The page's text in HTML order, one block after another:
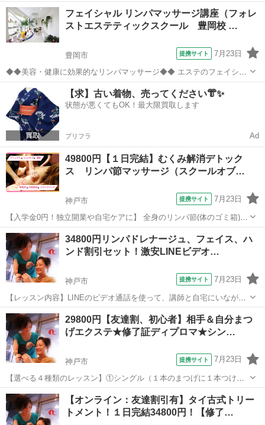
本つける）②３Ｄボリュームアイラッシュ（１本のまつげに細い０．
０５～０．０７のエクステを２～６本までつける）不器用な方でも１
秒ファンがあるから安心です！③Ｌ...
兵庫 神戸市 メイク
フェイシャル リンパマッサージ講座（フォレ
ストエステティックスクール 豊岡校 …
豊岡市 提携サイト 7月23日
◆◆美容・健康に効果的なリンパマッサージ◆◆ エステのフェイシャ
ルコースの全体を学んでいただけます。 全講座、実技講習。 １・ク
レンジング・洗顔 ２・ふき取り（スポンジ・ホットタオル） ３・
フェイシャルリンパマッサージ...
兵庫 エステ
【求】古い着物、売ってください👘✨
状態が悪くてもOK！最大限買取します
プリフラ Ad
49800円【１日完結】むくみ解消デトック
ス リンパ節マッサージ（スクールオブ…
神戸市 提携サイト 7月23日
【入学金0円！独立開業や自宅ケアに】 全身のリンパ節(体のゴミ箱)の
おそうじしながら、 流れを良くしボディラインを整えます。✨疲労回
復 ✨免疫UPにも ✅独立開業を目指す方 ✅サロンメニューの一つとし
て 【座学】 ・簡...
兵庫 神戸市 マッサージ
34800円リンパドレナージュ、フェイス、ハ
ンド割引セット！激安LINEビデオ…
神戸市 提携サイト 7月23日
【レッスン内容】LINEのビデオ通話を使って、講師と自宅にいながら
リアルタイムでマンツーマンレッスンです。アロマオイルを使用し
て、リンパトリートメント（リンパドレナージュ）背面（背中〜足
首）＋ハンド＋フェイスエステの３つを格...
兵庫 神戸市 エステ
29800円【友達割、初心者】相手＆自分まつ
げエクステ★修了証ディプロマ★シン…
神戸市 提携サイト 7月23日
【選べる４種類のレッスン】①シングル（１本のまつげに１本つけ
る）②３Ｄボリュームアイラッシュ（１本のまつげに細い０．０５～
０．０７のエクステを２～６本までつける）③Ｌカール（リフト）シ
ングル（Ｌ字のタイプのマツエクを１本のま...
兵庫 神戸市
【オンライン：友達割引有】タイ古式トリー
トメント！１日完結34800円！【修了…